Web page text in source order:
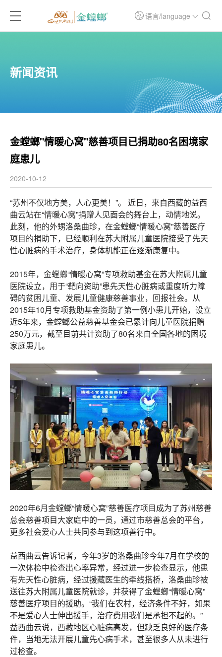
语言/language
新闻资讯
金螳螂"情暖心窝"慈善项目已捐助80名困境家
庭患儿
2020-10-12
“苏州不仅地方美，人心更美！ ”。 近日，来自西藏的益西
曲云站在“情暖心窝”捐赠人见面会的舞台上，动情地说。
此刻，他的外甥洛桑曲珍，在金螳螂“情暖心窝”慈善医疗
项目的捐助下，已经顺利在苏大附属儿童医院接受了先天
性心脏病的手术治疗，身体机能正在逐渐康复中。
2015年，金螳螂“情暖心窝”专项救助基金在苏大附属儿童
医院设立，用于“靶向资助”患先天性心脏病或重度听力障
碍的贫困儿童、发展儿童健康慈善事业，回报社会。从
2015年10月专项救助基金资助了第一例小患儿开始，设立
近5年来，金螳螂公益慈善基金会已累计向儿童医院捐赠
250万元，截至目前共计资助了80名来自全国各地的困境
家庭患儿。
2020年6月金螳螂“情暖心窝”慈善医疗项目成为了苏州慈善
总会慈善项目大家庭中的一员，通过市慈善总会的平台，
更多社会爱心人士共同参与到这项善行中。
益西曲云告诉记者，今年3岁的洛桑曲珍今年7月在学校的
一次体检中检查出心率异常，经过进一步检查显示，他患
有先天性心脏病，经过援藏医生的牵线搭桥，洛桑曲珍被
送往苏大附属儿童医院就诊，并获得了金螳螂“情暖心窝”
慈善医疗项目的援助。“我们在农村，经济条件不好，如果
不是爱心人士伸出援手，治疗费用我们是承担不起的。”
益西曲云说，西藏地区心脏病高发，但缺乏良好的医疗条
件，当地无法开展儿童先心病手术，甚至很多人从未进行
过检查。